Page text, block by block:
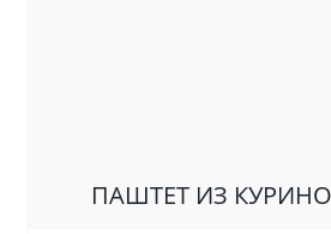
ПАШТЕТ ИЗ